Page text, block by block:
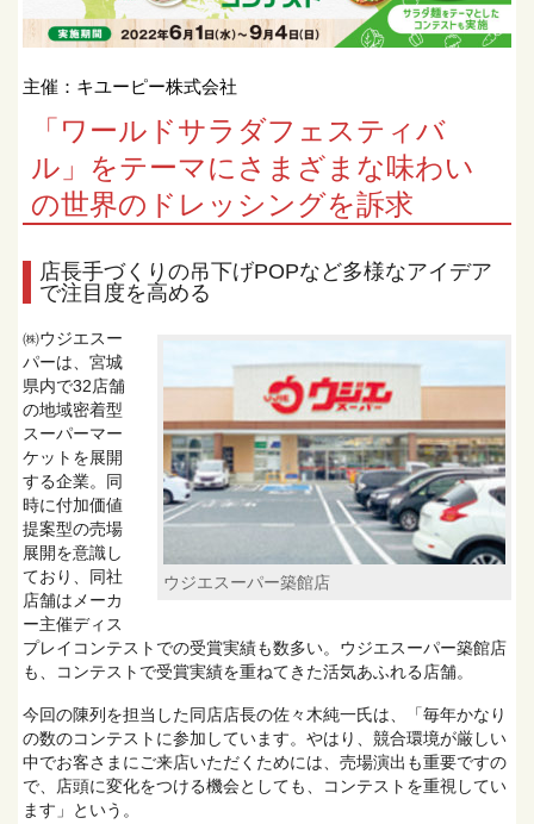
主催：キユーピー株式会社
「ワールドサラダフェスティバ
ル」をテーマにさまざまな味わい
の世界のドレッシングを訴求
店長手づくりの吊下げPOPなど多様なアイデア
で注目度を高める
ウジエスーパー築館店
㈱ウジエスー
パーは、宮城
県内で32店舗
の地域密着型
スーパーマー
ケットを展開
する企業。同
時に付加価値
提案型の売場
展開を意識し
ており、同社
店舗はメーカ
ー主催ディス
プレイコンテストでの受賞実績も数多い。ウジエスーパー築館店
も、コンテストで受賞実績を重ねてきた活気あふれる店舗。
今回の陳列を担当した同店店長の佐々木純一氏は、「毎年かなり
の数のコンテストに参加しています。やはり、競合環境が厳しい
中でお客さまにご来店いただくためには、売場演出も重要ですの
で、店頭に変化をつける機会としても、コンテストを重視してい
ます」という。